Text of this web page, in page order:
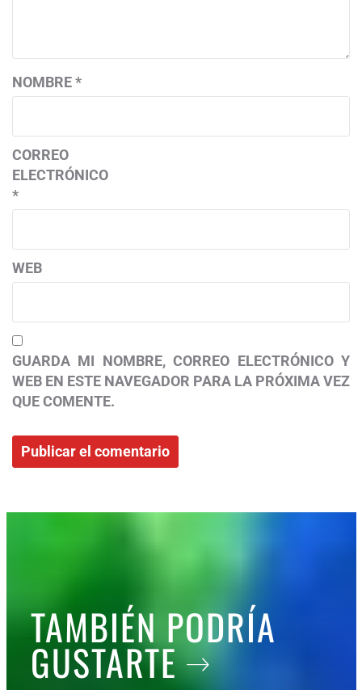
NOMBRE*
CORREO
ELECTRÓNICO
*
WEB
GUARDA MI NOMBRE, CORREO ELECTRÓNICO Y
WEB EN ESTE NAVEGADOR PARA LA PRÓXIMA VEZ
QUE COMENTE.
TAMBIÉN PODRÍA
GUSTARTE